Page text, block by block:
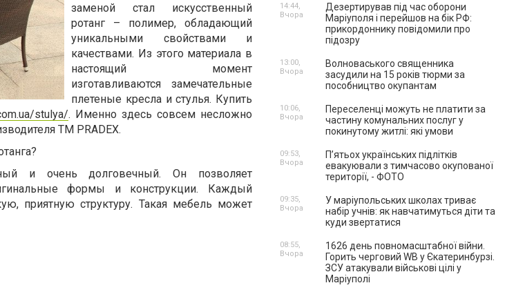
заменой стал искусственный
ротанг – полимер, обладающий
уникальными свойствами и
качествами. Из этого материала в
настоящий момент
изготавливаются замечательные
плетеные кресла и стулья. Купить
stulya/. Именно здесь совсем несложно
ТМ PRADEX.
и очень долговечный. Он позволяет
формы и конструкции. Каждый
приятную структуру. Такая мебель может
Дезертирував під час оборони
Маріуполя і перейшов на бік РФ:
прикордоннику повідомили про
підозру
14:44,
Вчора
Волноваського священника
засудили на 15 років тюрми за
пособництво окупантам
13:00,
Вчора
Переселенці можуть не платити за
частину комунальних послуг у
покинутому житлі: які умови
10:06,
Вчора
П’ятьох українських підлітків
евакуювали з тимчасово окупованої
території, - ФОТО
09:53,
Вчора
У маріупольських школах триває
набір учнів: як навчатимуться діти та
куди звертатися
09:35,
Вчора
1626 день повномасштабної війни.
Горить черговий WB у Єкатеринбурзі.
ЗСУ атакували військові цілі у
Маріуполі
08:55,
Вчора